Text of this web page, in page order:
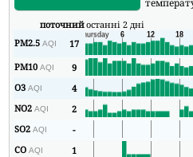
поточнийостанні 2 дні
PM2.5AQI 17
PM10AQI 9
O3AQI 4
NO2AQI 2
SO2AQI -
COAQI 1